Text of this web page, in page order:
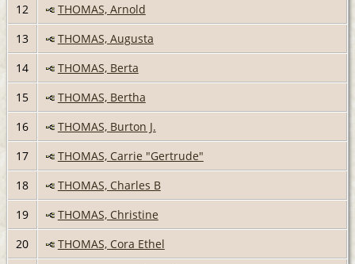
12
THOMAS, Arnold
13
THOMAS, Augusta
14
THOMAS, Berta
15
THOMAS, Bertha
16
THOMAS, Burton J.
17
THOMAS, Carrie "Gertrude"
18
THOMAS, Charles B
19
THOMAS, Christine
20
THOMAS, Cora Ethel